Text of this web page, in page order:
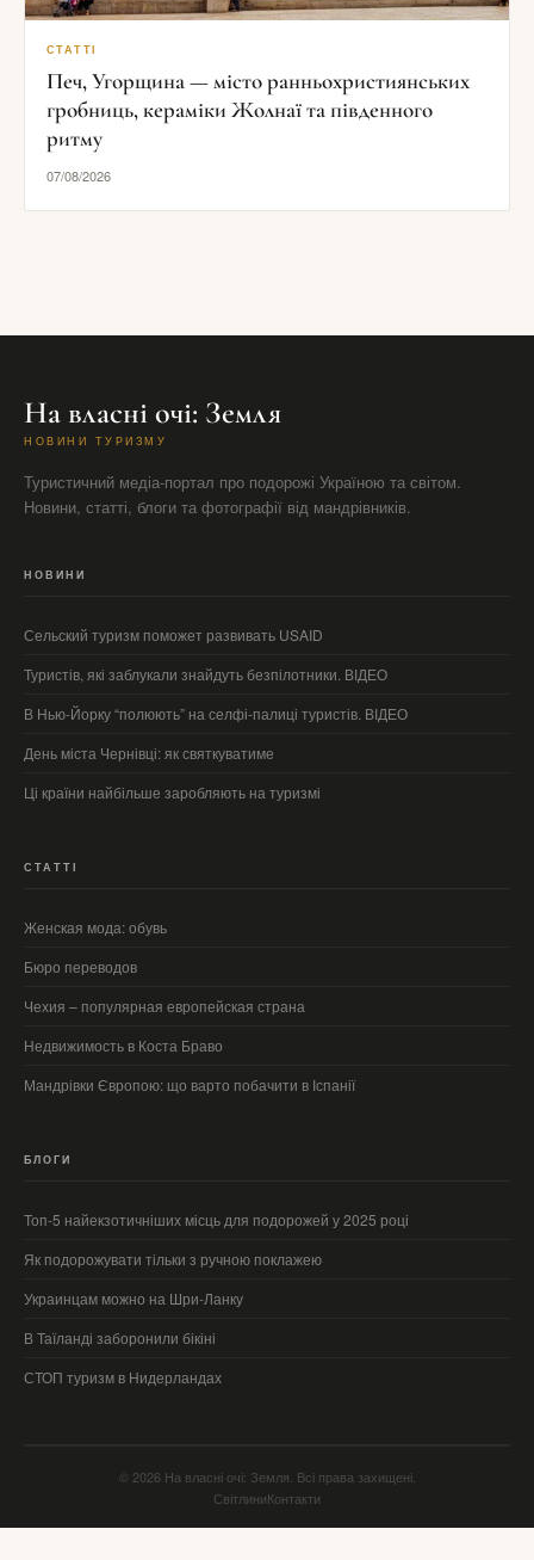
СТАТТІ
Печ, Угорщина — місто ранньохристиянських
гробниць, кераміки Жолнаї та південного
ритму
07/08/2026
На власні очі: Земля
НОВИНИ ТУРИЗМУ
Туристичний медіа-портал про подорожі Україною та світом.
Новини, статті, блоги та фотографії від мандрівників.
НОВИНИ
Сельский туризм поможет развивать USAID
Туристів, які заблукали знайдуть безпілотники. ВІДЕО
В Нью-Йорку “полюють” на селфі-палиці туристів. ВІДЕО
День міста Чернівці: як святкуватиме
Ці країни найбільше заробляють на туризмі
СТАТТІ
Женская мода: обувь
Бюро переводов
Чехия – популярная европейская страна
Недвижимость в Коста Браво
Мандрівки Європою: що варто побачити в Іспанії
БЛОГИ
Топ-5 найекзотичніших місць для подорожей у 2025 році
Як подорожувати тільки з ручною поклажею
Украинцам можно на Шри-Ланку
В Таїланді заборонили бікіні
СТОП туризм в Нидерландах
© 2026 На власні очі: Земля. Всі права захищені.
СвітлиниКонтакти